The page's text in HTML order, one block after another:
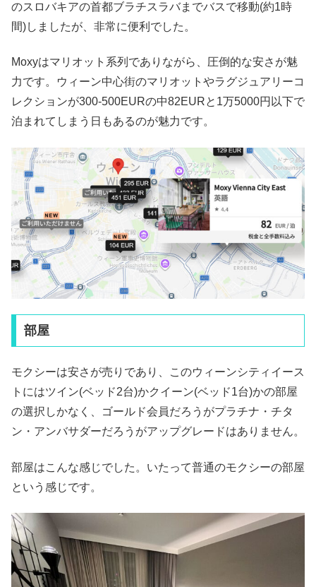
のスロバキアの首都ブラチスラバまでバスで移動(約1時
間)しましたが、非常に便利でした。
Moxyはマリオット系列でありながら、圧倒的な安さが魅
力です。ウィーン中心街のマリオットやラグジュアリーコ
レクションが300-500EURの中82EURと1万5000円以下で
泊まれてしまう日もあるのが魅力です。
部屋
モクシーは安さが売りであり、このウィーンシティイース
トにはツイン(ベッド2台)かクイーン(ベッド1台)かの部屋
の選択しかなく、ゴールド会員だろうがプラチナ・チタ
ン・アンバサダーだろうがアップグレードはありません。
部屋はこんな感じでした。いたって普通のモクシーの部屋
という感じです。